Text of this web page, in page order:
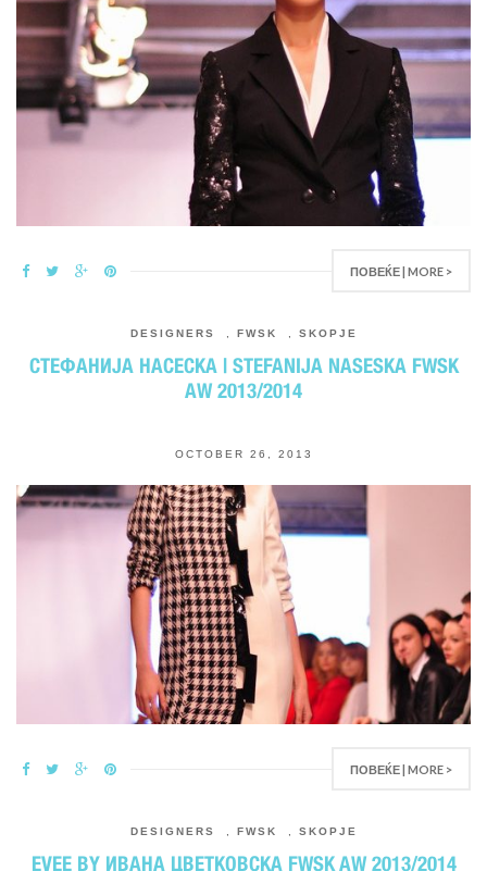
ПОВЕЌЕ | MORE >
DESIGNERS FWSK SKOPJE
СТЕФАНИЈА НАСЕСКА | STEFANIJA NASESKA FWSK
AW 2013/2014
OCTOBER 26, 2013
ПОВЕЌЕ | MORE >
DESIGNERS FWSK SKOPJE
EVEE BY ИВАНА ЦВЕТКОВСКА FWSK AW 2013/2014